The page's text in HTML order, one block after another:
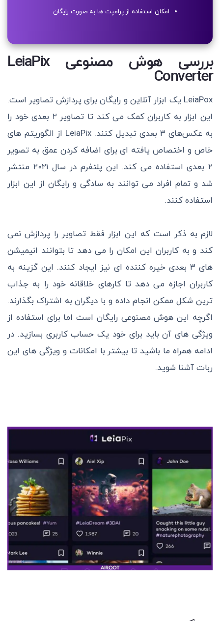
امکان استفاده از پرامپت ها به صورت رایگان
بررسی هوش مصنوعی LeiaPix
Converter
LeiaPox یک ابزار آنلاین و رایگان برای پردازش تصاویر است.
این ابزار به کاربران کمک می کند تا تصاویر ۲ بعدی خود را
به عکس‌های ۳ بعدی تبدیل کنند. LeiaPix از الگوریتم های
خاص و اختصاص یافته ای برای اضافه کردن عمق به تصویر
۲ بعدی استفاده می کند. این پلتفرم در سال ۲۰۲۱ منتشر
شد و تمام افراد می توانند به سادگی و رایگان از این ابزار
استفاده کنند.
لازم به ذکر است که این ابزار فقط تصاویر را پردازش نمی
کند و به کاربران این امکان را می دهد تا بتوانند انیمیشن
های ۳ بعدی خیره کننده ای نیز ایجاد کنند. این گزینه به
کاربران اجازه می دهد تا کارهای خلاقانه خود را به جذاب
ترین شکل ممکن انجام داده و با دیگران به اشتراک بگذارند.
اگرچه این هوش مصنوعی رایگان است اما برای استفاده از
ویژگی های آن باید برای خود یک حساب کاربری بسازید. در
ادامه همراه ما باشید تا بیشتر با امکانات و ویژگی های این
ربات آشنا شوید.